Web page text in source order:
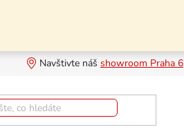
Navštivte náš showroom Praha 6